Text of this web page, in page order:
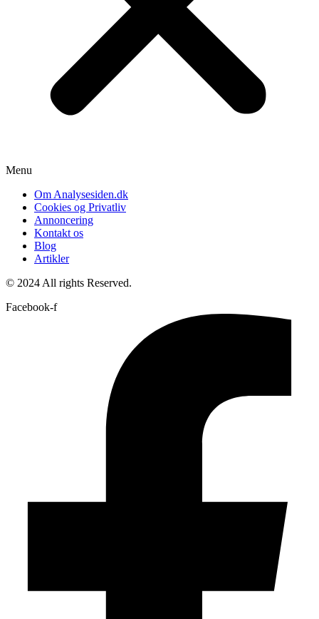
Menu
Om Analysesiden.dk
Cookies og Privatliv
Annoncering
Kontakt os
Blog
Artikler
© 2024 All rights Reserved.
Facebook-f